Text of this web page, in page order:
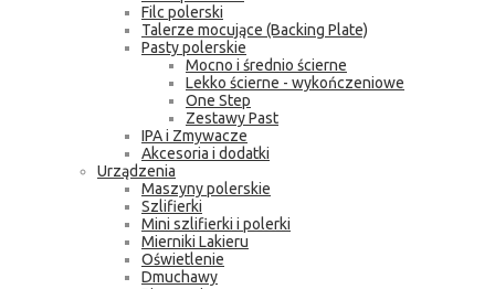
Filc polerski
Talerze mocujące (Backing Plate)
Pasty polerskie
Mocno i średnio ścierne
Lekko ścierne - wykończeniowe
One Step
Zestawy Past
IPA i Zmywacze
Akcesoria i dodatki
Urządzenia
Maszyny polerskie
Szlifierki
Mini szlifierki i polerki
Mierniki Lakieru
Oświetlenie
Dmuchawy